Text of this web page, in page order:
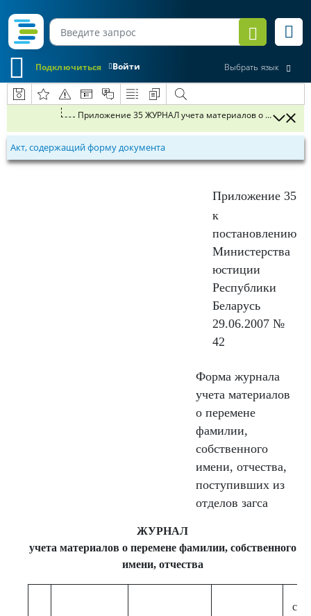
Войти
Подключиться Выбрать язык
Приложение 35 ЖУРНАЛ учета
Акт, содержащий форму документа
Приложение 35
к
постановлению
Министерства
юстиции
Республики
Беларусь
29.06.2007 №
42
Форма журнала
учета материалов
о перемене
фамилии,
собственного
имени, отчества,
поступивших из
отделов загса
ЖУРНАЛ
учета материалов о перемене фамилии, собственного
имени, отчества